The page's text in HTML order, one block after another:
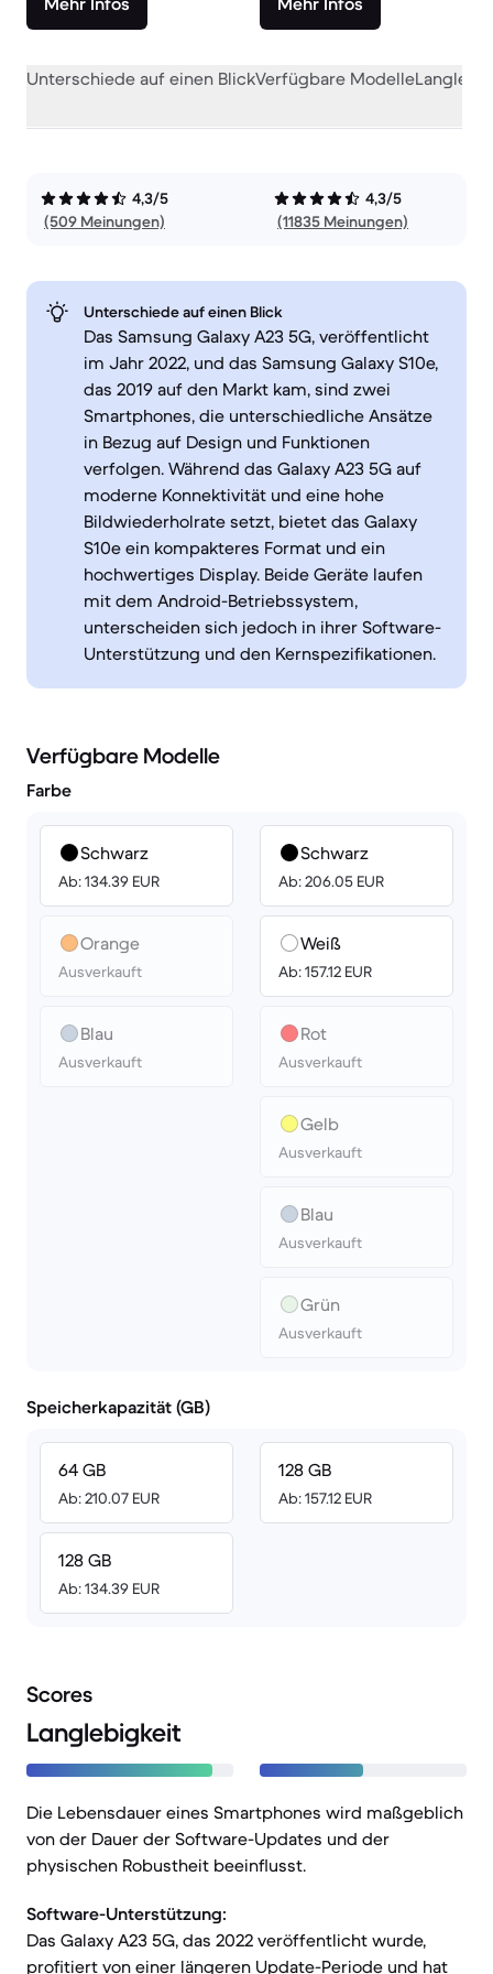
Unterschiede auf einen BlickVerfügbare Modelle
4,3/5
(509 Meinungen)
4,3/5
(11835 Meinungen)
Unterschiede auf einen Blick
Das Samsung Galaxy A23 5G, veröffentlicht
im Jahr 2022, und das Samsung Galaxy S10e,
das 2019 auf den Markt kam, sind zwei
Smartphones, die unterschiedliche Ansätze
in Bezug auf Design und Funktionen
verfolgen. Während das Galaxy A23 5G auf
moderne Konnektivität und eine hohe
Bildwiederholrate setzt, bietet das Galaxy
S10e ein kompakteres Format und ein
hochwertiges Display. Beide Geräte laufen
mit dem Android-Betriebssystem,
unterscheiden sich jedoch in ihrer Software-
Unterstützung und den Kernspezifikationen.
Verfügbare Modelle
Farbe
Schwarz
Ab: 134.39 EUR
Orange
Ausverkauft
Blau
Ausverkauft
Schwarz
Ab: 206.05 EUR
Weiß
Ab: 157.12 EUR
Rot
Ausverkauft
Gelb
Ausverkauft
Blau
Ausverkauft
Grün
Ausverkauft
Speicherkapazität (GB)
64 GB
Ab: 210.07 EUR
128 GB
Ab: 134.39 EUR
128 GB
Ab: 157.12 EUR
Scores
Langlebigkeit
Die Lebensdauer eines Smartphones wird maßgeblich
von der Dauer der Software-Updates und der
physischen Robustheit beeinflusst.
Software-Unterstützung:
Das Galaxy A23 5G, das 2022 veröffentlicht wurde,
profitiert von einer längeren Update-Periode und hat